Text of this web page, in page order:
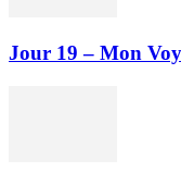
Jour 19 – Mon